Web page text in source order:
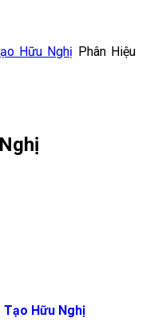
Hữu Nghị Phân Hiệu
Hữu Nghị